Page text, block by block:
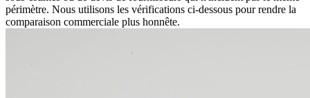
périmètre. Nous utilisons les vérifications ci-dessous pour rendre la
comparaison commerciale plus honnête.